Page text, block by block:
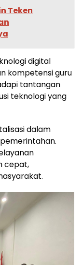
Teken
digital
kompetensi guru
tantangan
teknologi yang
dalam
cepat,